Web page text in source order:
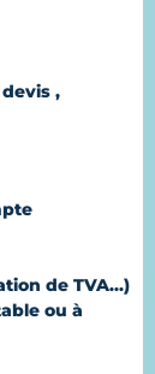
,
de TVA...)
ou à